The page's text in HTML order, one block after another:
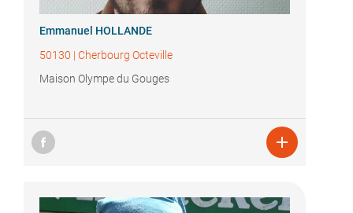
Emmanuel HOLLANDE
50130 | Cherbourg Octeville
Maison Olympe du Gouges
